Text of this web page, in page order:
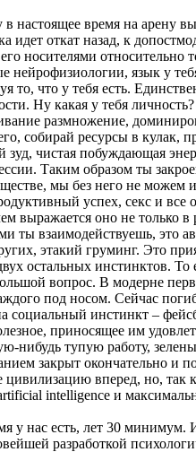
настоящее время на арену
идет откат назад, к
носителями относительно
нейрофизиологии, язык у
то, что у тебя есть.
Ну какая у тебя
размножение,
собирай ресурсы в кулак,
чистая побуждающая
Таким образом ты
мы без него не можем
успех, секс и
выражается оно не только
ты взаимодействуешь, это
этакий груминг. Это
остальных инстинктов.
вопрос. В модерне
под носом. Сейчас
инстинкт –
приносящее им
нибудь тупую работу,
закрыт окончательно и
вперед, но, так
intelligence и
у нас есть, лет 30
разработкой